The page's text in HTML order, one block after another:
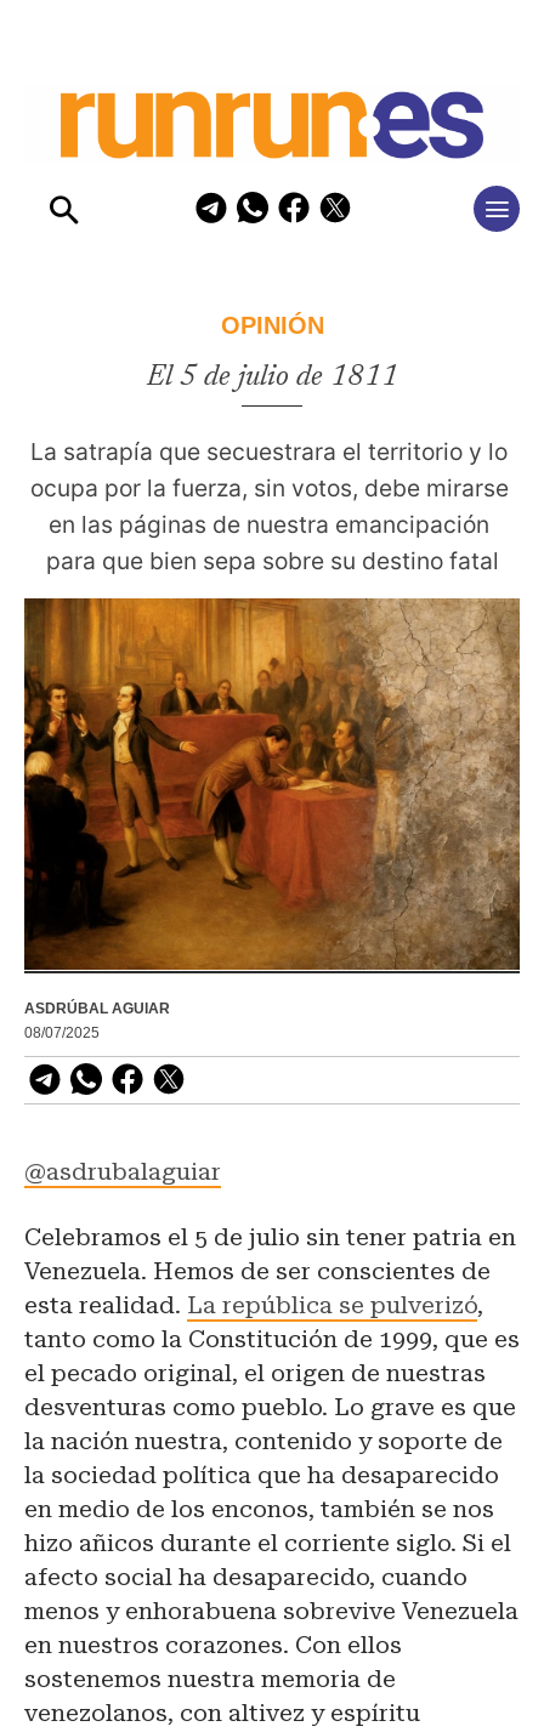
OPINIÓN
El 5 de julio de 1811
La satrapía que secuestrara el territorio y lo
ocupa por la fuerza, sin votos, debe mirarse
en las páginas de nuestra emancipación
para que bien sepa sobre su destino fatal
ASDRÚBAL AGUIAR
08/07/2025
@asdrubalaguiar
Celebramos el 5 de julio sin tener patria en
Venezuela. Hemos de ser conscientes de
esta realidad. La república se pulverizó,
tanto como la Constitución de 1999, que es
el pecado original, el origen de nuestras
desventuras como pueblo. Lo grave es que
la nación nuestra, contenido y soporte de
la sociedad política que ha desaparecido
en medio de los enconos, también se nos
hizo añicos durante el corriente siglo. Si el
afecto social ha desaparecido, cuando
menos y enhorabuena sobrevive Venezuela
en nuestros corazones. Con ellos
sostenemos nuestra memoria de
venezolanos, con altivez y espíritu